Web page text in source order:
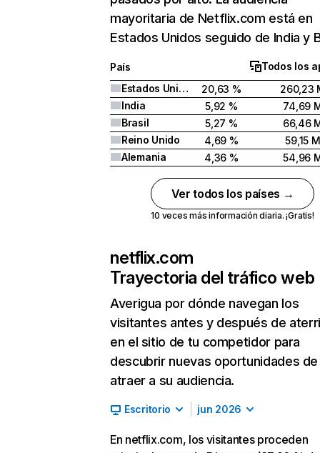
mayoritaria de Netflix.com está en
Estados Unidos seguido de India y
País
Todos los
Estados Unidos
20,63 %
260,23
India
5,92 %
74,69
Brasil
5,27 %
66,46
Reino Unido
4,69 %
59,15 M
Alemania
4,36 % 54,96
Ver todos los países →
10 veces más información diaria. ¡Gratis!
netflix.com
Trayectoria del tráfico web
Averigua por dónde navegan los
visitantes antes y después de
en el sitio de tu competidor para
descubrir nuevas oportunidades de
atraer a su audiencia.
Escritorio jun 2026
En netflix.com, los visitantes proceden